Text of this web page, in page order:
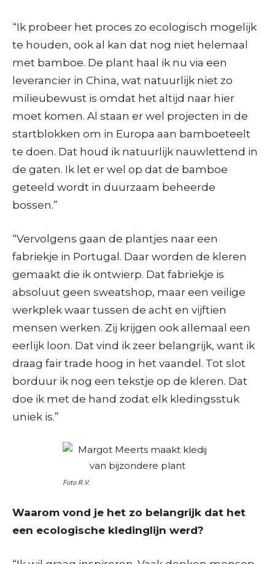
“Ik probeer het proces zo ecologisch mogelijk
te houden, ook al kan dat nog niet helemaal
met bamboe. De plant haal ik nu via een
leverancier in China, wat natuurlijk niet zo
milieubewust is omdat het altijd naar hier
moet komen. Al staan er wel projecten in de
startblokken om in Europa aan bamboeteelt
te doen. Dat houd ik natuurlijk nauwlettend in
de gaten. Ik let er wel op dat de bamboe
geteeld wordt in duurzaam beheerde
bossen.”
“Vervolgens gaan de plantjes naar een
fabriekje in Portugal. Daar worden de kleren
gemaakt die ik ontwierp. Dat fabriekje is
absoluut geen sweatshop, maar een veilige
werkplek waar tussen de acht en vijftien
mensen werken. Zij krijgen ook allemaal een
eerlijk loon. Dat vind ik zeer belangrijk, want ik
draag fair trade hoog in het vaandel. Tot slot
borduur ik nog een tekstje op de kleren. Dat
doe ik met de hand zodat elk kledingsstuk
uniek is.”
Foto R.V.
Waarom vond je het zo belangrijk dat het
een ecologische kledinglijn werd?